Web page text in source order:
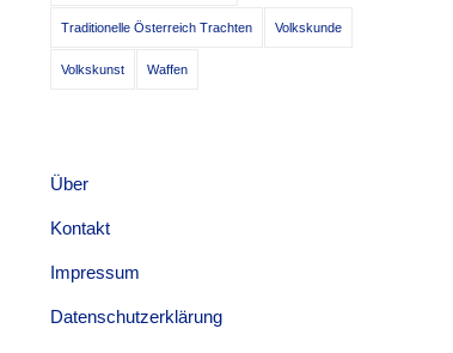
Traditionelle Österreich Trachten Volkskunde
Volkskunst Waffen
Über
Kontakt
Impressum
Datenschutzerklärung